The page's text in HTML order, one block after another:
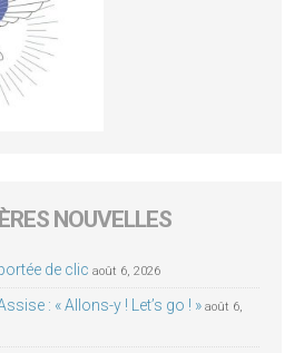
NOUVELLES
de clic août 6, 2026
: « Allons-y ! Let’s go ! » août 6,